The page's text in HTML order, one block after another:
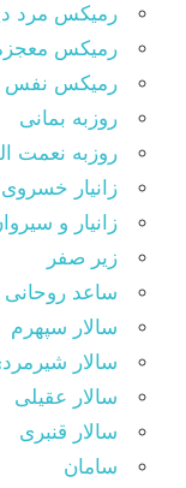
رمیکس مرد
رمیکس معجزه
رمیکس نفس
روزبه بمانی
روزبه نعمت
زانیار خسروی
زانیار و
زیر صفر
ساعد روحانی
سالار سپهرم
سالار
سالار عقیلی
سالار قنبری
سامان